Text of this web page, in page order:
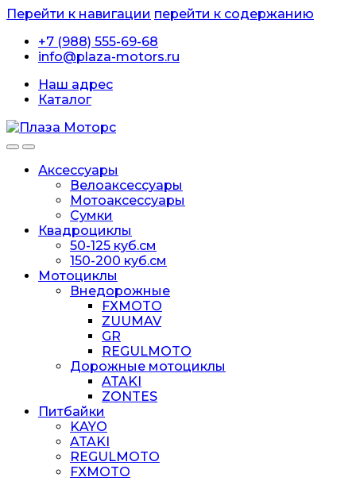
Перейти к навигации перейти к содержанию
+7 (988) 555-69-68
info@plaza-motors.ru
Наш адрес
Каталог
Аксессуары
Велоаксессуары
Мотоаксессуары
Сумки
Квадроциклы
50-125 куб.см
150-200 куб.см
Мотоциклы
Внедорожные
FXMOTO
ZUUMAV
GR
REGULMOTO
Дорожные мотоциклы
ATAKI
ZONTES
Питбайки
KAYO
ATAKI
REGULMOTO
FXMOTO